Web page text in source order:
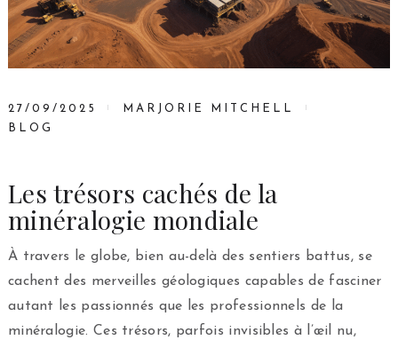
27/09/2025
MARJORIE MITCHELL
BLOG
Les trésors cachés de la
minéralogie mondiale
À travers le globe, bien au-delà des sentiers battus, se
cachent des merveilles géologiques capables de fasciner
autant les passionnés que les professionnels de la
minéralogie. Ces trésors, parfois invisibles à l’œil nu,